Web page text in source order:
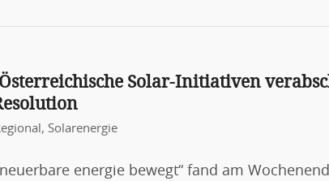
Solar-Initiativen
, Solarenergie
energie bewegt“ fand am